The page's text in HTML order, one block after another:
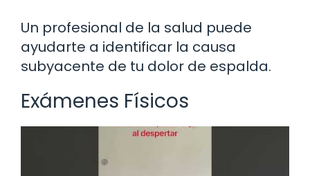
Un profesional de la salud puede
ayudarte a identificar la causa
subyacente de tu dolor de espalda.
Exámenes Físicos